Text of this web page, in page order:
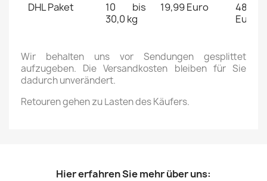
DHL Paket
10 bis
30,0 kg
19,99 Euro
48,49
Euro
Wir behalten uns vor Sendungen gesplittet
aufzugeben. Die Versandkosten bleiben für Sie
dadurch unverändert.
Retouren gehen zu Lasten des Käufers.
Hier erfahren Sie mehr über uns: